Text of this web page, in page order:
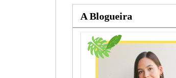
A Blogueira